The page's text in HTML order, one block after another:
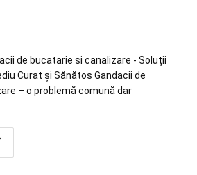
de bucatarie si canalizare - Soluții
Curat și Sănătos Gandacii de
– o problemă comună dar